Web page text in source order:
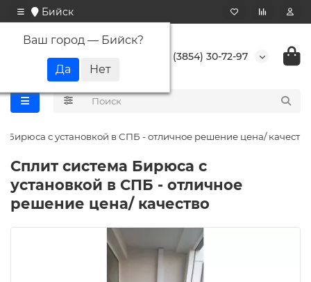
Бийск
Ваш город — Бийск?
+7 (3854) 30-72-97
Бирюса с установкой в СПБ - отличное решение цена/ качество
Сплит система Бирюса с
установкой в СПБ - отличное
решение цена/ качество